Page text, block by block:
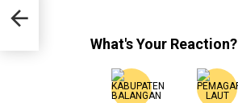
What's Your Reaction?